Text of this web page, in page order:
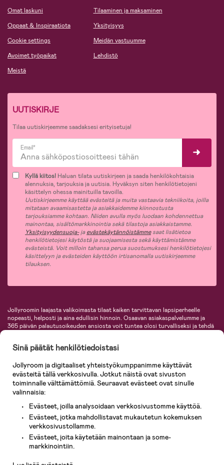
Omat laskuni
Oppaat & Inspiraatiota
Cookie settings
Avoimet työpaikat
Meistä
Tilaaminen ja maksaminen
Yksityisyys
Meidän vastuumme
Lehdistö
UUTISKIRJE
Tilaa uutiskirjeemme saadaksesi erityisetuja!
Email*
Kyllä kiitos! Haluan tilata uutiskirjeen ja saada henkilökohtaisia
alennuksia, tarjouksia ja uutisia. Hyväksyn siten henkilötietojeni
käsittelyn ohessa mainituilla tavoilla.
Uutiskirjeemme käyttää evästeitä ja muita vastaavia tekniikoita, joilla
mitataan avaamisastetta ja asiakkaidemme kiinnostusta
tarjouksiamme kohtaan. Niiden avulla myös luodaan kohdennettua
mainontaa, sisältömarkkinointia sekä tilastoja asiakkaistamme.
Yksityisyydensuoja-jaevästekäytännöistämmesaat lisätietoa
henkilötietojesi käytöstä ja suojaamisesta sekä käyttämistämme
evästeistä. Voit milloin tahansa perua suostumuksesi henkilötietojesi
käsittelyyn ja evästeiden käyttöön irtisanomalla uutiskirjeemme
tilauksen.
Jollyroomin laajasta valikoimasta tilaat kaiken tarvittavan lapsiperheelle
nopeasti, helposti ja aina edullisin hinnoin. Osaavan asiakaspalvelumme ja
365 päivän palautusoikeuden ansiosta voit tuntea olosi turvalliseksi ja tehdä
lastentarvikkeita sekä paljon muuta. Meiltä löydät lukuisia tunnettuja
KidKraft, Ergobaby, Philips Avent, Neonate, Cybex, LEGO ja monia muita!
Tervetuloa shoppailemaan Pohjoismaiden suurimpaan lastentarvikkeiden
verkkokauppaan!
Sinä päätät henkilötiedoistasi
Jollyroom ja digitaaliset yhteistyökumppanimme käyttävät
evästeitä tällä verkkosivulla. Jotkut näistä ovat sivuston
toiminnalle välttämättömiä. Seuraavat evästeet ovat sinulle
valinnaisia:
Evästeet, joilla analysoidaan verkkosivustomme käyttöä.
Evästeet, jotka mahdollistavat mukautetun kokemuksen
verkkosivustollamme.
Evästeet, joita käytetään mainontaan ja some-
markkinointiin.